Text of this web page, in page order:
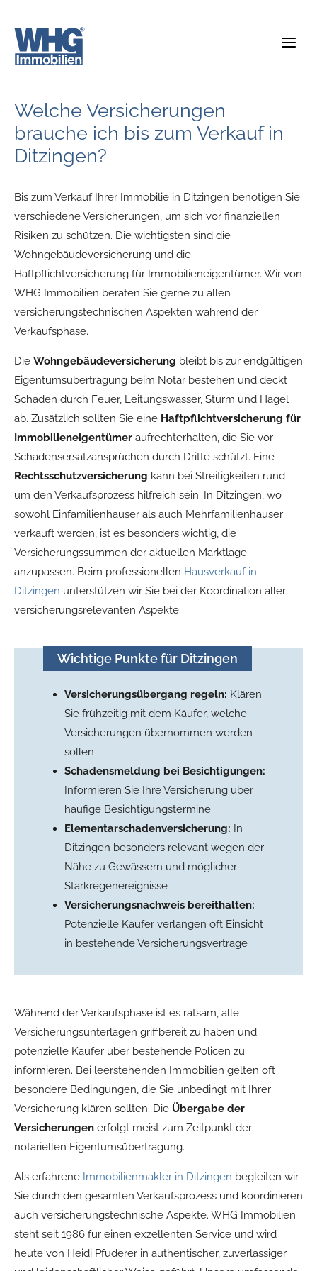
Inhalt
springen
Welche Versicherungen
brauche ich bis zum Verkauf in
Ditzingen?
Bis zum Verkauf Ihrer Immobilie in Ditzingen benötigen Sie
verschiedene Versicherungen, um sich vor finanziellen
Risiken zu schützen. Die wichtigsten sind die
Wohngebäudeversicherung und die
Haftpflichtversicherung für Immobilieneigentümer. Wir von
WHG Immobilien beraten Sie gerne zu allen
versicherungstechnischen Aspekten während der
Verkaufsphase.
Die Wohngebäudeversicherung bleibt bis zur endgültigen
Eigentumsübertragung beim Notar bestehen und deckt
Schäden durch Feuer, Leitungswasser, Sturm und Hagel
ab. Zusätzlich sollten Sie eine Haftpflichtversicherung für
Immobilieneigentümer aufrechterhalten, die Sie vor
Schadensersatzansprüchen durch Dritte schützt. Eine
Rechtsschutzversicherung kann bei Streitigkeiten rund
um den Verkaufsprozess hilfreich sein. In Ditzingen, wo
sowohl Einfamilienhäuser als auch Mehrfamilienhäuser
verkauft werden, ist es besonders wichtig, die
Versicherungssummen der aktuellen Marktlage
anzupassen. Beim professionellen Hausverkauf in
Ditzingen unterstützen wir Sie bei der Koordination aller
versicherungsrelevanten Aspekte.
Wichtige Punkte für Ditzingen
Versicherungsübergang regeln: Klären
Sie frühzeitig mit dem Käufer, welche
Versicherungen übernommen werden
sollen
Schadensmeldung bei Besichtigungen:
Informieren Sie Ihre Versicherung über
häufige Besichtigungstermine
Elementarschadenversicherung: In
Ditzingen besonders relevant wegen der
Nähe zu Gewässern und möglicher
Starkregenereignisse
Versicherungsnachweis bereithalten:
Potenzielle Käufer verlangen oft Einsicht
in bestehende Versicherungsverträge
Während der Verkaufsphase ist es ratsam, alle
Versicherungsunterlagen griffbereit zu haben und
potenzielle Käufer über bestehende Policen zu
informieren. Bei leerstehenden Immobilien gelten oft
besondere Bedingungen, die Sie unbedingt mit Ihrer
Versicherung klären sollten. Die Übergabe der
Versicherungen erfolgt meist zum Zeitpunkt der
notariellen Eigentumsübertragung.
Als erfahrene Immobilienmakler in Ditzingen begleiten wir
Sie durch den gesamten Verkaufsprozess und koordinieren
auch versicherungstechnische Aspekte. WHG Immobilien
steht seit 1986 für einen exzellenten Service und wird
heute von Heidi Pfuderer in authentischer, zuverlässiger